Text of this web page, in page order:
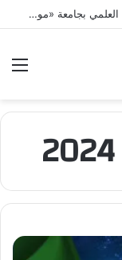
دعاء أبو ناعسة تحصد المركز الأول في البحث العلمي بجامعة «مونستر» الألمانية